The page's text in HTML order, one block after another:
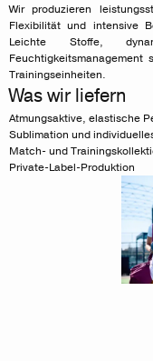
Wir produzieren
Flexibilität und intensive
Leichte Stoffe,
Trainingseinheiten.
Was wir liefern
Atmungsaktive, elastische
Sublimation und
Match- und
Private-Label-Produktion